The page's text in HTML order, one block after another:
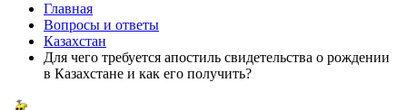
Главная
Вопросы и ответы
Казахстан
Для чего требуется апостиль свидетельства о рождении
в Казахстане и как его получить?